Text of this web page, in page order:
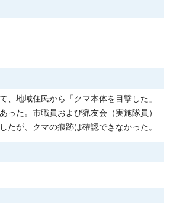
、地域住民から「クマ本体を目撃した」
った。市職員および猟友会（実施隊員）
たが、クマの痕跡は確認できなかった。